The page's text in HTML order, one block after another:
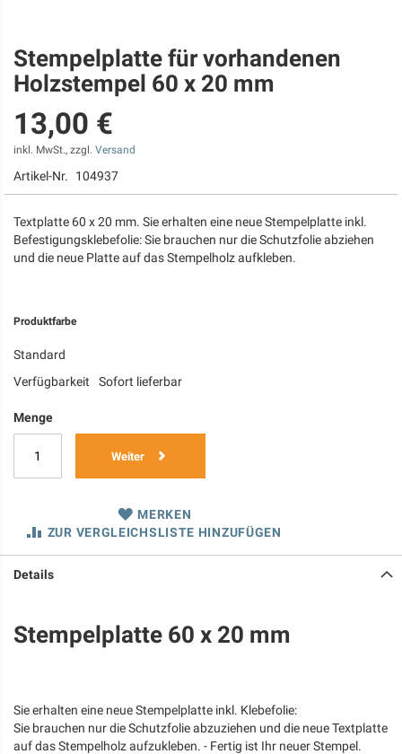
Zum
Anfang
der
springen
Stempelplatte für vorhandenen
Holzstempel 60 x 20 mm
13,00 €
inkl. MwSt., zzgl. Versand
Artikel-Nr. 104937
Textplatte 60 x 20 mm. Sie erhalten eine neue Stempelplatte inkl.
Befestigungsklebefolie: Sie brauchen nur die Schutzfolie abziehen
und die neue Platte auf das Stempelholz aufkleben.
Produktfarbe
Standard
Verfügbarkeit
Sofort lieferbar
Menge
Weiter
MERKEN
ZUR VERGLEICHSLISTE HINZUFÜGEN
Details
Stempelplatte 60 x 20 mm
Sie erhalten eine neue Stempelplatte inkl. Klebefolie:
Sie brauchen nur die Schutzfolie abzuziehen und die neue Textplatte
auf das Stempelholz aufzukleben. - Fertig ist Ihr neuer Stempel.